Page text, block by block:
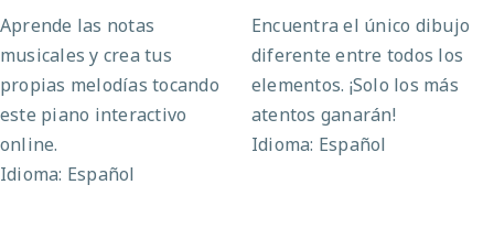
Aprende las notas
musicales y crea tus
propias melodías tocando
este piano interactivo
online.
Idioma: Español
Encuentra el único dibujo
diferente entre todos los
elementos. ¡Solo los más
atentos ganarán!
Idioma: Español